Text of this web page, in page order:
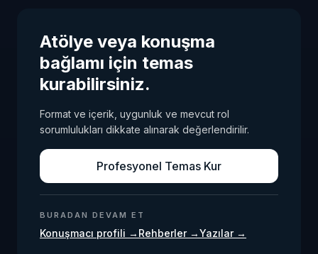
Atölye veya konuşma
bağlamı için temas
kurabilirsiniz.
Format ve içerik, uygunluk ve mevcut rol
sorumlulukları dikkate alınarak değerlendirilir.
Profesyonel Temas Kur
BURADAN DEVAM ET
Konuşmacı profili → Rehberler→Yazılar→